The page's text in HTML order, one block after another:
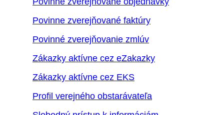
Povinne zverejňované faktúry
Povinné zverejňovanie zmlúv
Zákazky aktívne cez eZakazky
Zákazky aktívne cez EKS
Profil verejného obstarávateľa